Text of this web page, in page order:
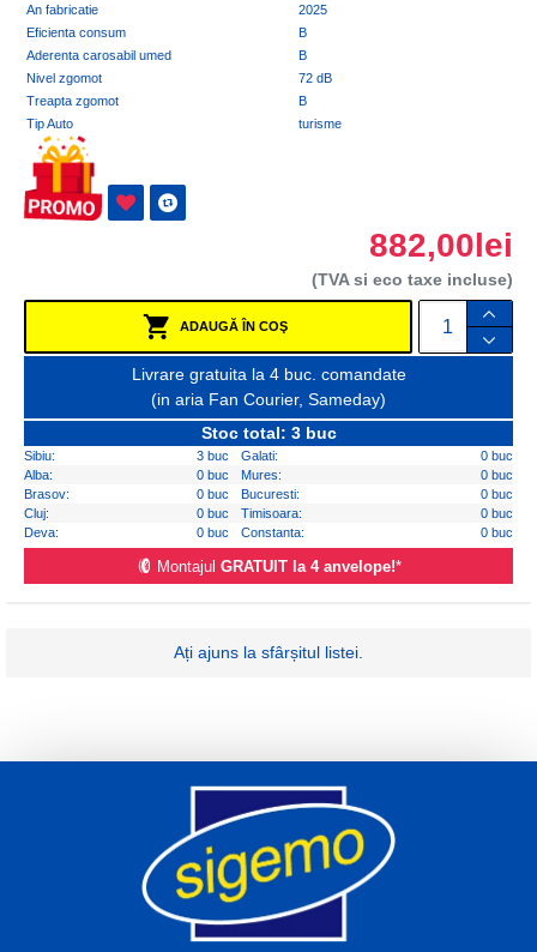
An fabricatie
2025
Eficienta consum
B
Aderenta carosabil umed
B
Nivel zgomot
72 dB
Treapta zgomot
B
Tip Auto
turisme
882,00lei
(TVA si eco taxe incluse)
ADAUGĂ ÎN COŞ
Livrare gratuita la 4 buc. comandate
(in aria Fan Courier, Sameday)
Stoc total: 3 buc
Sibiu: 3 buc Galati:
0 buc
Alba:
0 buc Mures:
0 buc
Brasov:
0 buc Bucuresti:
0 buc
Cluj:
0 buc Timisoara:
0 buc
Deva:
0 buc Constanta: 0 buc
Montajul GRATUIT la 4 anvelope!*
Ați ajuns la sfârșitul listei.